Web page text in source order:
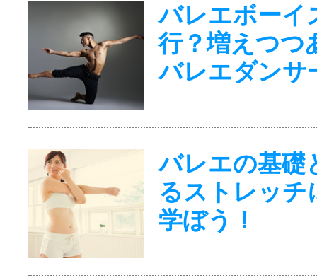
バレエボーイ
行？増えつつ
バレエダンサ
バレエの基礎
るストレッチ
学ぼう！